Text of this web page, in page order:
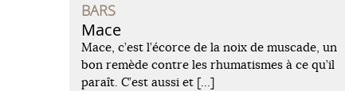
BARS
Mace
Mace, c’est l’écorce de la noix de muscade, un
bon remède contre les rhumatismes à ce qu’il
paraît. C’est aussi et […]